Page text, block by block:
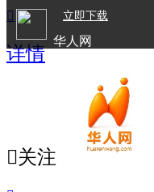
立即下载
华人网

详情
关注